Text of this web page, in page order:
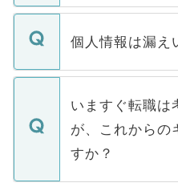
ません。
■応募殺到を避け
関を公にしてしま
に、医療機関が求
みを人材紹介会社
ています。
転職・入職を強要
ん。また、仮に応
定を承諾する必要
の辞退の連絡はキ
個人情報は漏え
個人情報が漏えい
で、ご安心くださ
などで収集したご
ご本人のキャリア
支援を目的に使用
ているすべての個
いますぐ転職は
が、これからの
すか？